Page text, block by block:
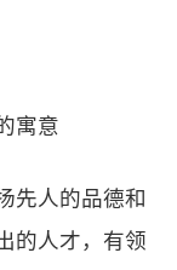
寓意
先人的品德和
的人才，有领